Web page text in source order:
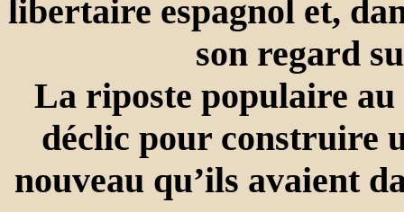
libertaire espagnol et,
son regard
La riposte populaire
déclic pour construire
nouveau qu’ils avaient